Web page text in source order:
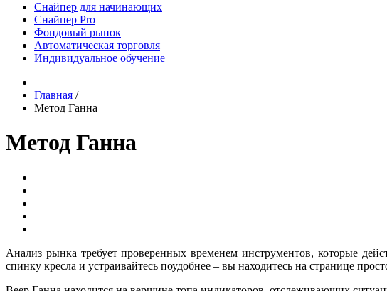
Снайпер для начинающих
Снайпер Pro
Фондовый рынок
Автоматическая торговля
Индивидуальное обучение
Главная /
Метод Ганна
Метод Ганна
Анализ рынка требует проверенных временем инструментов, которые
спинку кресла и устраивайтесь поудобнее – вы находитесь на странице